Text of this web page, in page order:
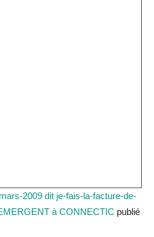
2009 dit je-fais-la-facture-de-
à CONNECTIC publié